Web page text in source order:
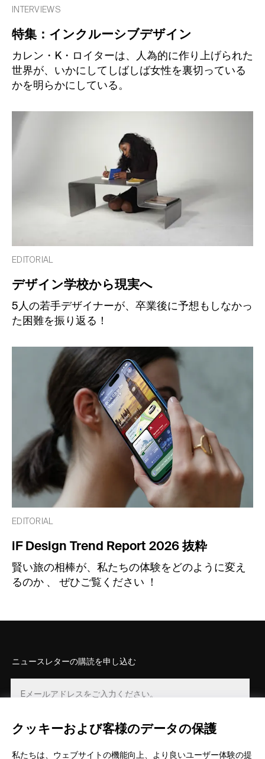
クッキーおよび客様のデータの保護
私たちは、ウェブサイトの機能向上、より良いユーザー体験の提
INTERVIEWS
特集：インクルーシブデザイン
カレン・K・ロイターは、人為的に作り上げられた
世界が、いかにしてしばしば女性を裏切っている
かを明らかにしている。
EDITORIAL
デザイン学校から現実へ
5人の若手デザイナーが、卒業後に予想もしなかっ
た困難を振り返る！
EDITORIAL
iF Design Trend Report 2026 抜粋
賢い旅の相棒が、私たちの体験をどのように変え
るのか 、 ぜひご覧ください ！
ニュースレターの購読を申し込む
登録